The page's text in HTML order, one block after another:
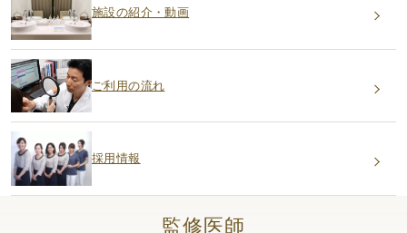
施設の紹介・動画
ご利用の流れ
採用情報
監修医師